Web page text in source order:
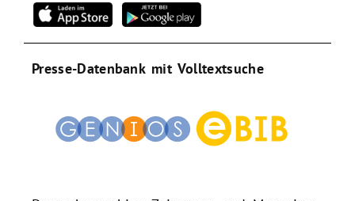
Presse-Datenbank mit Volltextsuche